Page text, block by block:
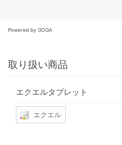
Powered by GOGA
取り扱い商品
エクエルタブレット
エクエル